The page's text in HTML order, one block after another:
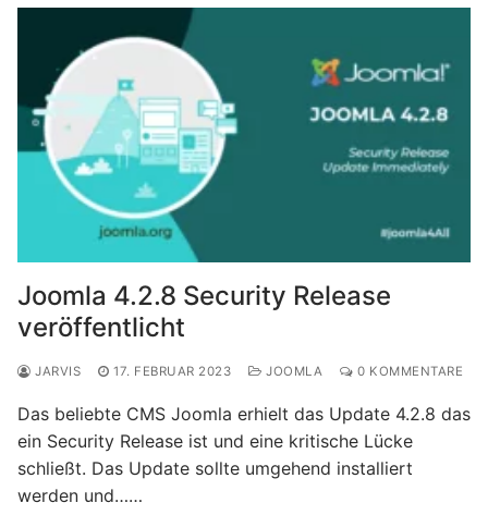
Joomla 4.2.8 Security Release
veröffentlicht
JARVIS 17. FEBRUAR 2023 JOOMLA 0 KOMMENTARE
Das beliebte CMS Joomla erhielt das Update 4.2.8 das
ein Security Release ist und eine kritische Lücke
schließt. Das Update sollte umgehend installiert
werden und……